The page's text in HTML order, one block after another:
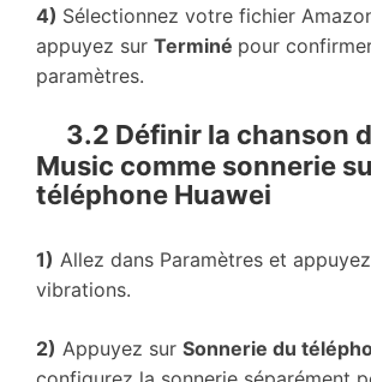
4) Sélectionnez votre fichier
appuyez sur Terminé pour
paramètres.
3.2 Définir la chanson
Music comme sonnerie
téléphone Huawei
1) Allez dans Paramètres et
vibrations.
2) Appuyez sur Sonnerie du